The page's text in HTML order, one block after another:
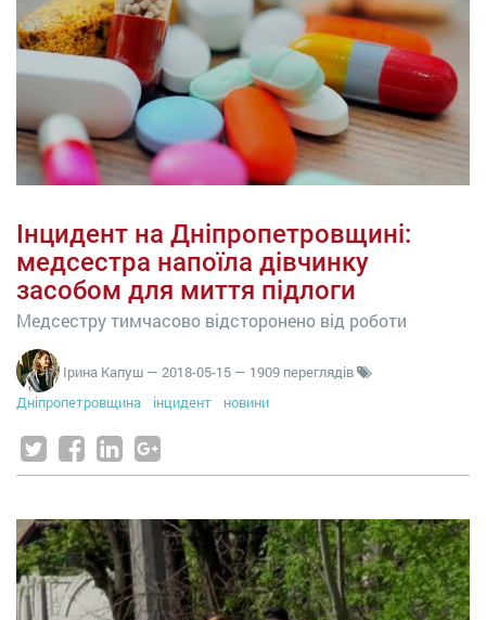
Інцидент на Дніпропетровщині:
медсестра напоїла дівчинку
засобом для миття підлоги
Медсестру тимчасово відсторонено від роботи
Ірина Капуш — 2018-05-15 — 1909 переглядів
Дніпропетровщина
інцидент новини